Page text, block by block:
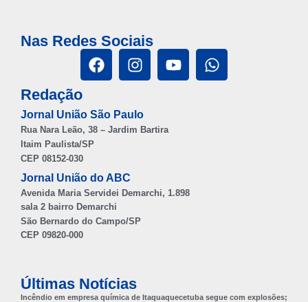
Nas Redes Sociais
Redação
Jornal União São Paulo
Rua Nara Leão, 38 – Jardim Bartira
Itaim Paulista/SP
CEP 08152-030
Jornal União do ABC
Avenida Maria Servidei Demarchi, 1.898
sala 2 bairro Demarchi
São Bernardo do Campo/SP
CEP 09820-000
Últimas Notícias
Incêndio em empresa química de Itaquaquecetuba segue com explosões;